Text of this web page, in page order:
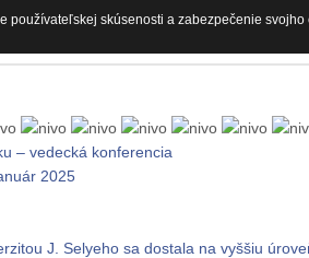
– vedecká konferencia
2025
J. Selyeho sa dostala na vyššiu
používateľskej skúsenosti a zabezpečenie